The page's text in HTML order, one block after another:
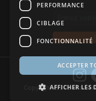
Copyright © 2024
PERFORMANCE
CIBLAGE
FONCTIONNALITÉ
ACCEPTER
AFFICHER LES